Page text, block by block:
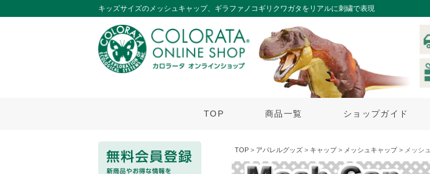
キッズサイズのメッシュキャップ、ギラファノコギリクワガタをリアルに刺繍で表現
TOP 商品一覧 ショップガイド
TOP > アパレルグッズ > キャップ> メッシュキャップ> メッシ